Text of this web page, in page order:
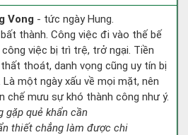
Vong - tức ngày Hung.
thành. Công việc đi vào thế bế
việc bị trì trệ, trở ngại. Tiền
thoát, danh vọng cũng uy tín bị
Là một ngày xấu về mọi mặt, nên
chế mưu sự khó thành công như ý.
gặp quẻ khẩn cần
thiết chẳng làm được chi